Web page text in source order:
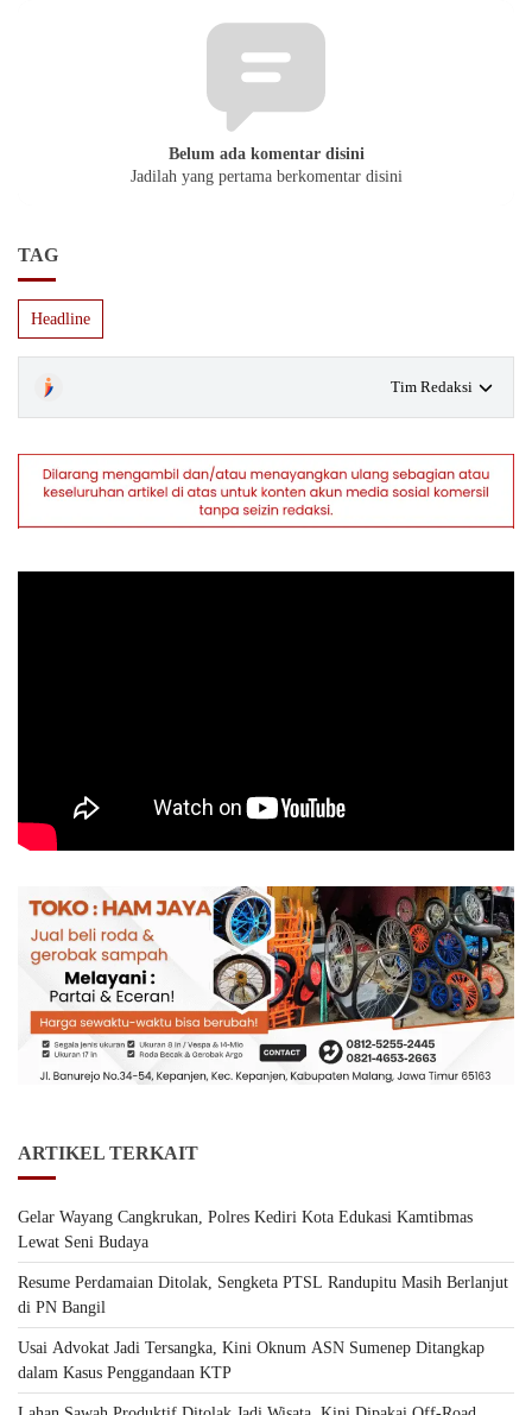
Belum ada komentar disini
Jadilah yang pertama berkomentar disini
TAG
Headline
Tim Redaksi
ARTIKEL TERKAIT
Gelar Wayang Cangkrukan, Polres Kediri Kota Edukasi Kamtibmas
Lewat Seni Budaya
Resume Perdamaian Ditolak, Sengketa PTSL Randupitu Masih Berlanjut
di PN Bangil
Usai Advokat Jadi Tersangka, Kini Oknum ASN Sumenep Ditangkap
dalam Kasus Penggandaan KTP